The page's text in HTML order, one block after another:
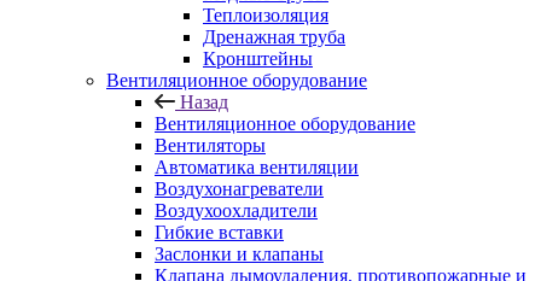
Теплоизоляция
Дренажная труба
Кронштейны
Вентиляционное оборудование
Назад
Вентиляционное оборудование
Вентиляторы
Автоматика вентиляции
Воздухонагреватели
Воздухоохладители
Гибкие вставки
Заслонки и клапаны
Клапана дымоудаления, противопожарные и